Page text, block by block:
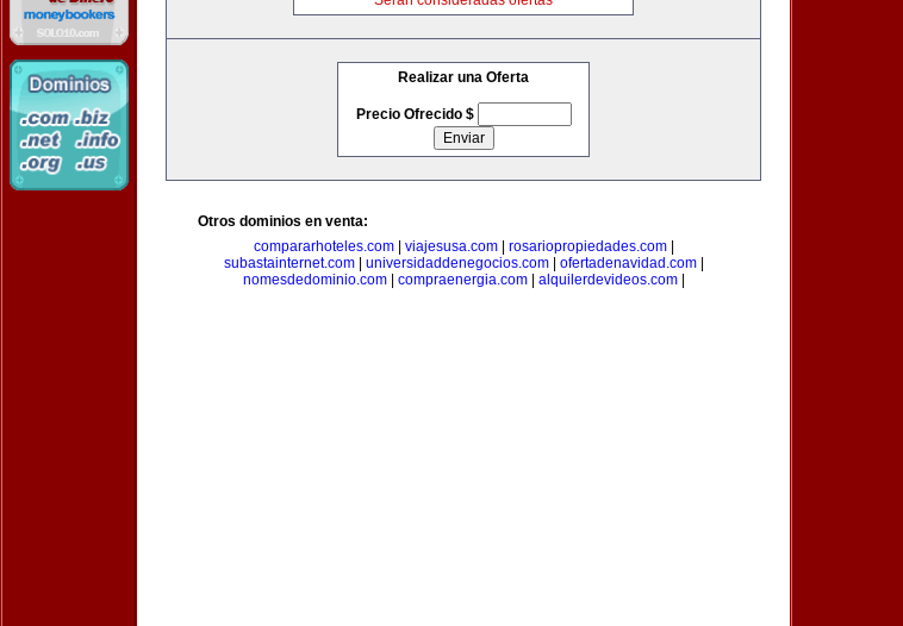
Realizar una Oferta
Precio Ofrecido $
Otros dominios en venta:
compararhoteles.com| viajesusa.com| rosariopropiedades.com|
subastainternet.com| universidaddenegocios.com| ofertadenavidad.com|
nomesdedominio.com| compraenergia.com| alquilerdevideos.com|